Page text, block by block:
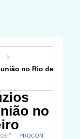
no Rio de
no
PROCON